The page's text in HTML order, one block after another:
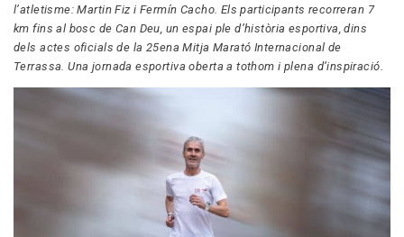
l’atletisme: Martin Fiz i Fermín Cacho. Els participants recorreran 7
km fins al bosc de Can Deu, un espai ple d’història esportiva, dins
dels actes oficials de la 25ena Mitja Marató Internacional de
Terrassa. Una jornada esportiva oberta a tothom i plena d’inspiració.